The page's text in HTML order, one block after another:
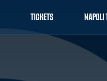
TICKETS NAPOLI